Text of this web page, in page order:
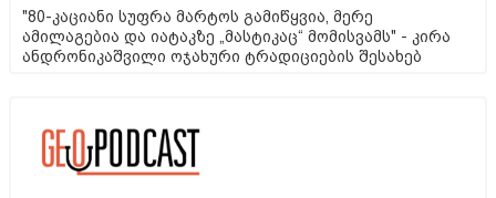
"80-კაციანი სუფრა მარტოს გამიწყვია, მერე
ამილაგებია და იატაკზე „მასტიკაც“ მომისვამს" - კირა
ანდრონიკაშვილი ოჯახური ტრადიციების შესახებ